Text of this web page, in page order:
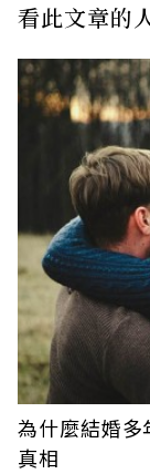
看此文章的
為什麼結婚多
真相